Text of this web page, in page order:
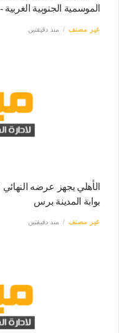
الموسمية الجنوبية
غير مصنف منذ دقيقتين
الأهلي يجهز عرضه
بوابة المدينة برس
غير مصنف منذ دقيقتين